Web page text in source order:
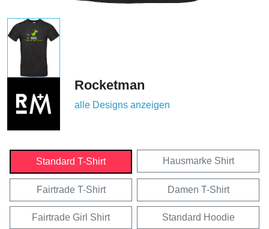
Rocketman
alle Designs anzeigen
Standard T-Shirt Hausmarke Shirt
Fairtrade T-Shirt Damen T-Shirt
Fairtrade Girl Shirt Standard Hoodie